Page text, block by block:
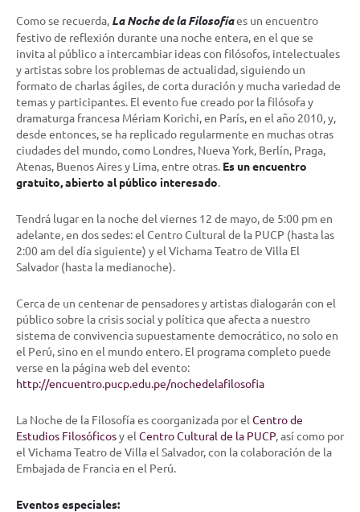
Como se recuerda, La Noche de la Filosofíaes un encuentro
festivo de reflexión durante una noche entera, en el que se
invita al público a intercambiar ideas con filósofos, intelectuales
y artistas sobre los problemas de actualidad, siguiendo un
formato de charlas ágiles, de corta duración y mucha variedad de
temas y participantes. El evento fue creado por la filósofa y
dramaturga francesa Mériam Korichi, en París, en el año 2010, y,
desde entonces, se ha replicado regularmente en muchas otras
ciudades del mundo, como Londres, Nueva York, Berlín, Praga,
Atenas, Buenos Aires y Lima, entre otras. Es un encuentro
gratuito, abierto al público interesado.
Tendrá lugar en la noche del viernes 12 de mayo, de 5:00 pm en
adelante, en dos sedes: el Centro Cultural de la PUCP (hasta las
2:00 am del día siguiente) y el Vichama Teatro de Villa El
Salvador (hasta la medianoche).
Cerca de un centenar de pensadores y artistas dialogarán con el
público sobre la crisis social y política que afecta a nuestro
sistema de convivencia supuestamente democrático, no solo en
el Perú, sino en el mundo entero. El programa completo puede
verse en la página web del evento:
http://encuentro.pucp.edu.pe/nochedelafilosofia
La Noche de la Filosofía es coorganizada por el Centro de
Estudios Filosóficosy el Centro Cultural de la PUCP, así como por
el Vichama Teatro de Villa el Salvador, con la colaboración de la
Embajada de Francia en el Perú.
Eventos especiales: